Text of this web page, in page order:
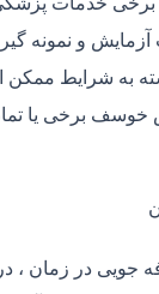
و نمونه
به شرایط
خوسف برخی یا تمام
جویی در زمان ،